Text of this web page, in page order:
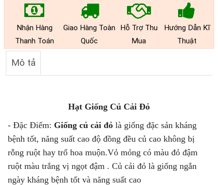
Nhận Hàng
Thanh Toán
Giao Hàng Toàn
Quốc
Hỗ Trợ Thu
Mua
Hướng Dẫn Kĩ
Thuật
Mô tả
Hạt Giống Củ Cải Đỏ
- Đặc Điểm: Giống củ cải đỏ là giống đặc sản kháng
bệnh tốt, năng suất cao độ đồng đều củ cao không bị
rỗng ruột hay trổ hoa muộn.Vỏ mỏng có màu đỏ đậm
ruột màu trắng vị ngọt đậm . Củ cải đỏ là giống ngắn
ngày kháng bệnh tốt và năng suất cao